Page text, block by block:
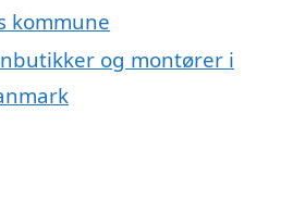
kommune
og montører i